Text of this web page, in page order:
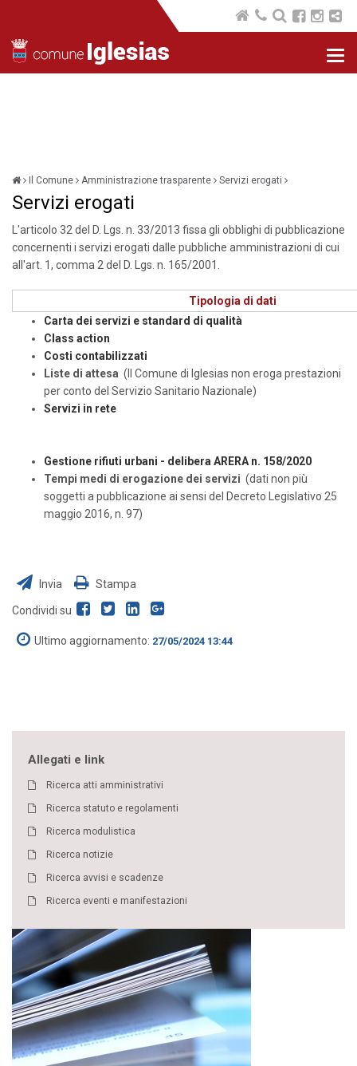
Il Comune Amministrazione trasparente Servizi erogati
Servizi erogati
L'articolo 32 del D. Lgs. n. 33/2013 fissa gli obblighi di pubblicazione
concernenti i servizi erogati dalle pubbliche amministrazioni di cui
all'art. 1, comma 2 del D. Lgs. n. 165/2001.
Tipologia di dati
Carta dei servizi e standard di qualità
Class action
Costi contabilizzati
Liste di attesa (Il Comune di Iglesias non eroga prestazioni
per conto del Servizio Sanitario Nazionale)
Servizi in rete
Gestione rifiuti urbani - delibera ARERA n. 158/2020
Tempi medi di erogazione dei servizi (dati non più
soggetti a pubblicazione ai sensi del Decreto Legislativo 25
maggio 2016, n. 97)
Invia Stampa
Condividi su
Ultimo aggiornamento: 27/05/2024 13:44
Allegati e link
Ricerca atti amministrativi
Ricerca statuto e regolamenti
Ricerca modulistica
Ricerca notizie
Ricerca avvisi e scadenze
Ricerca eventi e manifestazioni